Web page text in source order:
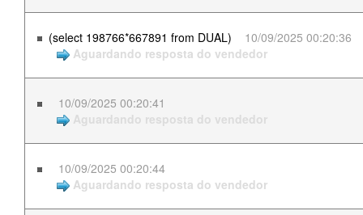
(select 198766*667891 from DUAL)
10/09/2025 00:20:36
Aguardando resposta do vendedor
10/09/2025 00:20:41
Aguardando resposta do vendedor
10/09/2025 00:20:44
Aguardando resposta do vendedor